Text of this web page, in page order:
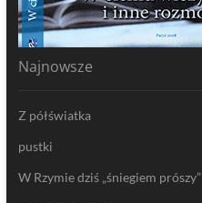
Najnowsze
Z półświatka
pustki
W Rzymie dziś „śniegiem prószy”